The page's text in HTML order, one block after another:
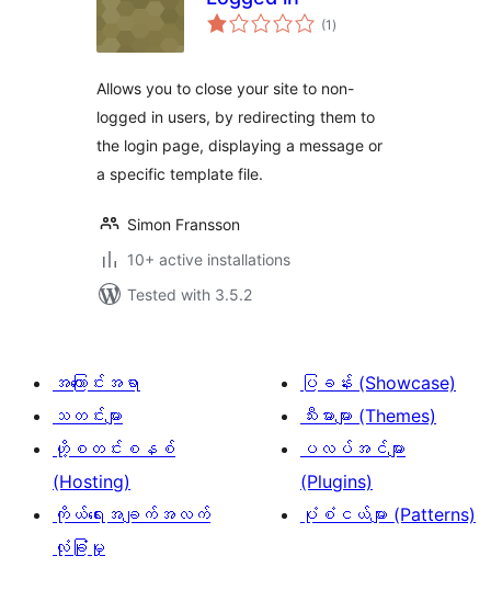
(1 total
ratings
)
Allows you to close your site to non-
logged in users, by redirecting them to
the login page, displaying a message or
a specific template file.
Simon Fransson
10+ active installations
Tested with 3.5.2
အကြောင်းအရာ
သတင်းများ
ဟို့စတင်းစနစ်
(Hosting)
ကိုယ်ရေးအချက်အလက်
လုံခြုံမှု
ပြခန်း (Showcase)
သီးမားများ (Themes)
ပလပ်အင်များ
(Plugins)
ပုံစံငယ်များ (Patterns)